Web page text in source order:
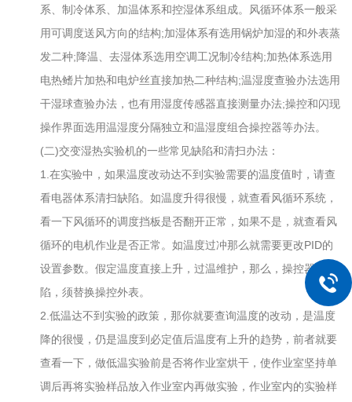
系、制冷体系、加温体系和控湿体系组成。风循环体系一般采
用可调度送风方向的结构;加湿体系有选用锅炉加湿的和外表蒸
发二种;降温、去湿体系选用空调工况制冷结构;加热体系选用
电热鳍片加热和电炉丝直接加热二种结构;温湿度查验办法选用
干湿球查验办法，也有用湿度传感器直接测量办法;操控和闪现
操作界面选用温湿度分隔独立和温湿度组合操控器等办法。
(二)交变湿热实验机的一些常见缺陷和清扫办法：
1.在实验中，如果温度改动达不到实验需要的温度值时，请查
看电器体系清扫缺陷。如温度升得很慢，就查看风循环系统，
看一下风循环的调度挡板是否翻开正常，如果不是，就查看风
循环的电机作业是否正常。如温度过冲那么就需要更改PID的
设置参数。假定温度直接上升，过温维护，那么，操控器出缺
陷，须替换操控外表。
2.低温达不到实验的政策，那你就要查询温度的改动，是温度
降的很慢，仍是温度到必定值后温度有上升的趋势，前者就要
查看一下，做低温实验前是否将作业室烘干，使作业室坚持单
调后再将实验样品放入作业室内再做实验，作业室内的实验样